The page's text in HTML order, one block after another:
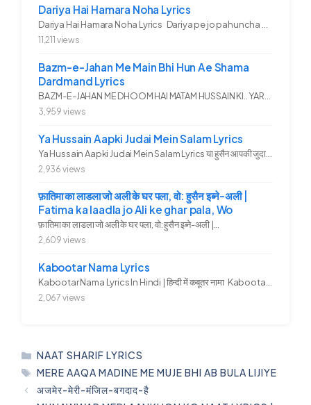
Dariya Hai Hamara Noha Lyrics
Dariya Hai Hamara Noha Lyrics Dariya pe jo pahuncha asadullah ka...
11,211 views
Bazm-e-Jahan Me Main Bhi Hun Ae Shama
Dardmand Lyrics
3,959 views
Ya Hussain Aapki Judai Mein Salam Lyrics
2,936 views
फ़ातिमा का लाडला जो अली के घर पला, वो: हुसैन इब्ने-अली |
Fatima ka laadla jo Ali ke ghar pala, Wo
फ़ातिमा का लाडला जो अली के घर पला, वो: हुसैन इब्ने-अली |...
2,609 views
Kabootar Nama Lyrics
2,067 views
CATEGORIES
NAAT SHARIF LYRICS
TAGS
MERE AAQA MADINE ME MUJE BHI AB BULA LIJIYE
अजमेर-मेरी-मंजिल-बगदाद-है